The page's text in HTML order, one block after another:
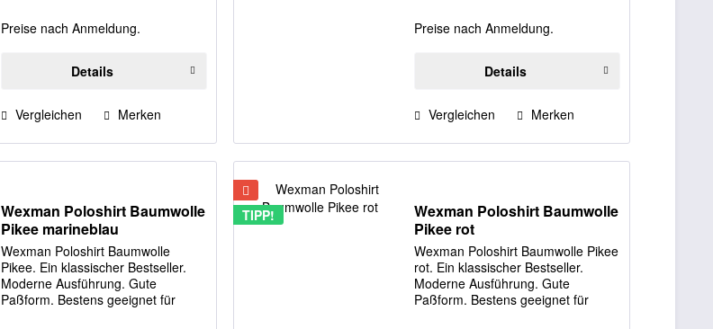
Größen: S, M Farbe:
Preise nach Anmeldung.
Details
Vergleichen Merken
Größen: S, XXL, 3XL Farbe:...
Preise nach Anmeldung.
Details
Vergleichen Merken
Wexman Poloshirt Baumwolle
Pikee marineblau
Wexman Poloshirt Baumwolle
Pikee. Ein klassischer Bestseller.
Moderne Ausführung. Gute
Paßform. Bestens geeignet für
TIPP!
Wexman Poloshirt Baumwolle
Pikee rot
Wexman Poloshirt Baumwolle Pikee
rot. Ein klassischer Bestseller.
Moderne Ausführung. Gute
Paßform. Bestens geeignet für